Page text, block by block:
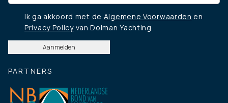
Ik ga akkoord met de Algemene Voorwaarden en
Privacy Policyvan Dolman Yachting
PARTNERS